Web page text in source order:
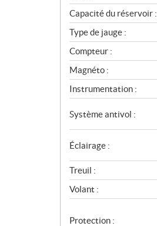
Capacité du réservoir :
Type de jauge :
Compteur :
Magnéto :
Instrumentation :
Système antivol :
Éclairage :
Treuil :
Volant :
Protection :